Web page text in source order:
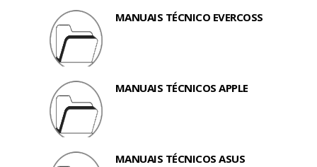
MANUAIS TÉCNICO EVERCOSS
MANUAIS TÉCNICOS APPLE
MANUAIS TÉCNICOS ASUS